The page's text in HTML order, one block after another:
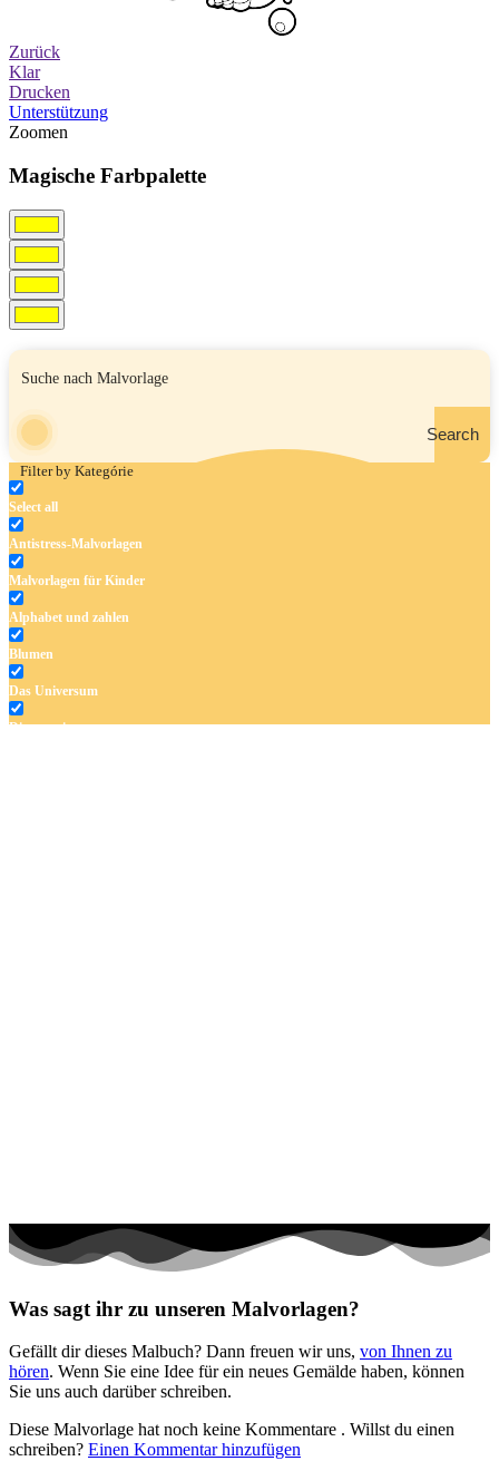
Zurück
Klar
Drucken
Unterstützung
Zoomen
Magische Farbpalette
Search
Filter by Kategórie
Select all
Antistress-Malvorlagen
Malvorlagen für Kinder
Alphabet und zahlen
Blumen
Das Universum
Dinosaurier
Valentinstag und Liebe
Nezaradené
Unkategorisiert
Was sagt ihr zu unseren Malvorlagen?
Gefällt dir dieses Malbuch? Dann freuen wir uns, von Ihnen zu
hören. Wenn Sie eine Idee für ein neues Gemälde haben, können
Sie uns auch darüber schreiben.
Diese Malvorlage hat noch keine Kommentare . Willst du einen
schreiben? Einen Kommentar hinzufügen